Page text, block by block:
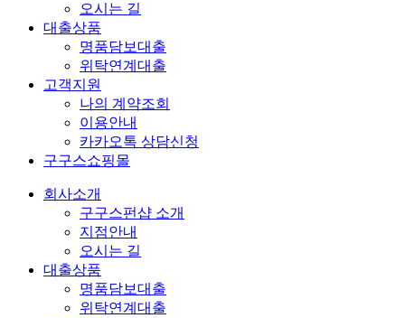
오시는 길
대출상품
명품담보대출
위탁연계대출
고객지원
나의 계약조회
이용안내
카카오톡 상담신청
구구스쇼핑몰
회사소개
구구스펀샵 소개
지점안내
오시는 길
대출상품
명품담보대출
위탁연계대출